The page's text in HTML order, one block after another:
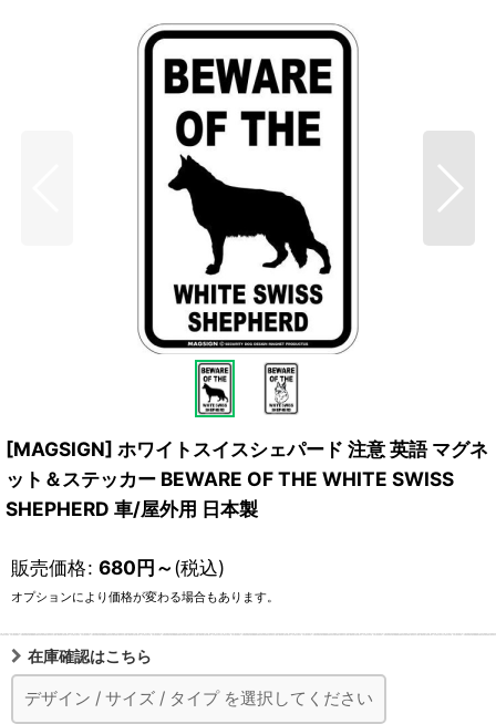
[MAGSIGN] ホワイトスイスシェパード 注意 英語 マグネ
ット＆ステッカー BEWARE OF THE WHITE SWISS
SHEPHERD 車/屋外用 日本製
販売価格: 680円～(税込)
オプションにより価格が変わる場合もあります。
在庫確認はこちら
デザイン / サイズ / タイプ を選択してください